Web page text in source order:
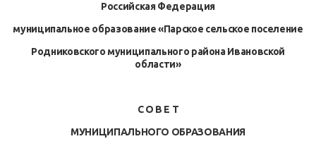
Российская Федерация
муниципальное образование «Парское сельское поселение
Родниковского муниципального района Ивановской
области»
С О В Е Т
МУНИЦИПАЛЬНОГО ОБРАЗОВАНИЯ